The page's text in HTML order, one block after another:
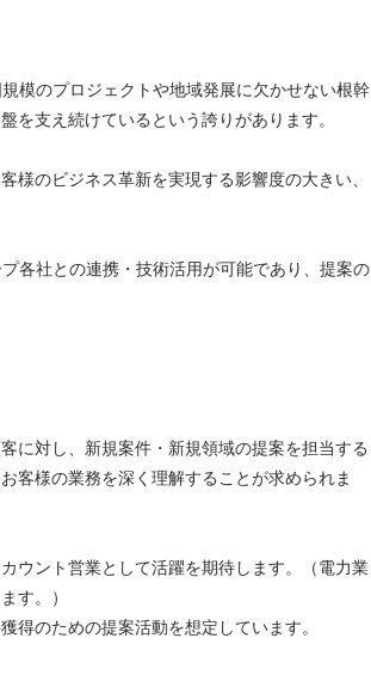
模のプロジェクトや地域発展に欠かせない根幹
を支え続けているという誇りがあります。
様のビジネス革新を実現する影響度の大きい、
各社との連携・技術活用が可能であり、提案の
に対し、新規案件・新規領域の提案を担当する
客様の業務を深く理解することが求められま
ウント営業として活躍を期待します。（電力業
す。）
得のための提案活動を想定しています。